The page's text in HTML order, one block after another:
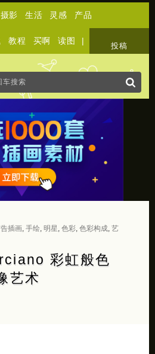
摄影 生活 灵感 产品
教程 买啊 读图 |
投稿
告插画, 手绘, 明星 色彩, 色彩构成, 艺
彩虹般色
艺术